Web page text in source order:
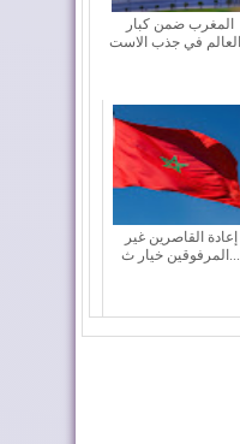
المغرب ضمن كبار
إعادة القاصرين غير
المرفوقين خيار ث...